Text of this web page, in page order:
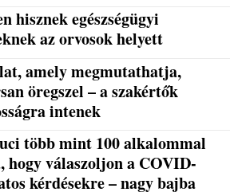
hisznek egészségügyi
az orvosok helyett
amely megmutathatja,
öregszel – a szakértők
intenek
több mint 100 alkalommal
hogy válaszoljon a COVID-
kérdésekre – nagy bajba